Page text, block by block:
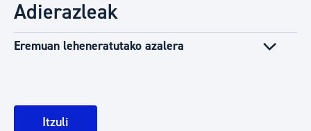
Adierazleak
Eremuan leheneratutako azalera
Itzuli